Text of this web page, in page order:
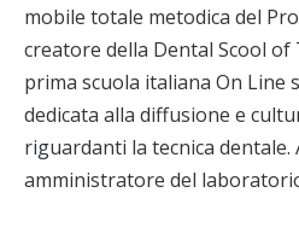
mobile totale metodica del
creatore della Dental Scool of
prima scuola italiana On Line
dedicata alla diffusione e
riguardanti la tecnica dentale.
amministratore del